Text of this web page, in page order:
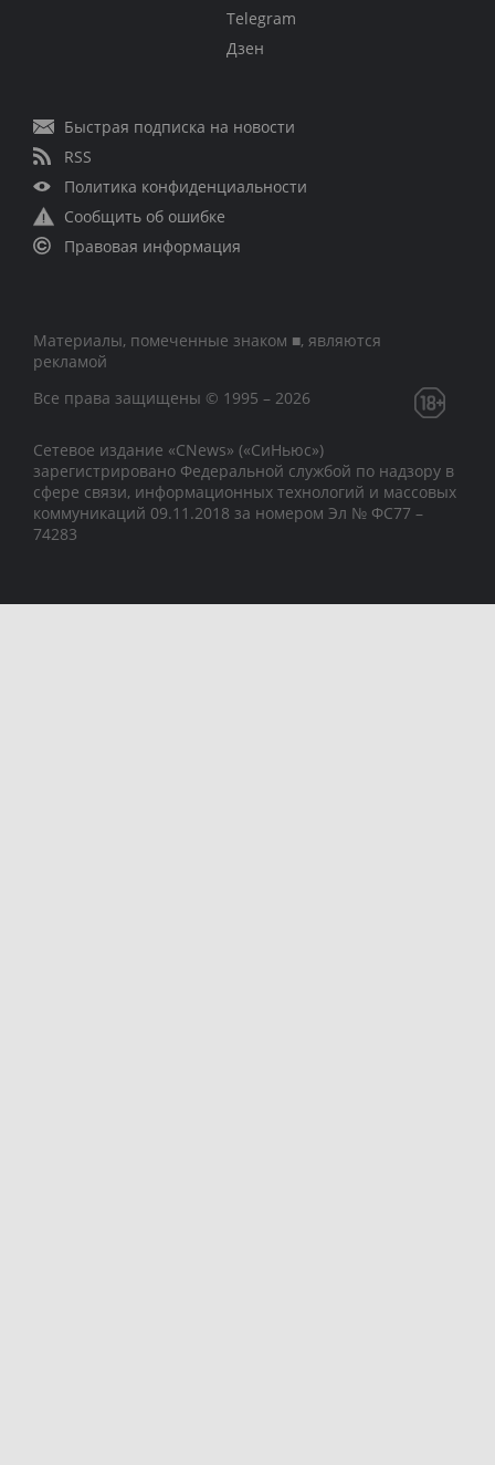
Telegram
Дзен
Быстрая подписка на новости
RSS
Политика конфиденциальности
Сообщить об ошибке
Правовая информация
Материалы, помеченные знаком ■, являются
рекламой
Все права защищены © 1995 – 2026
Сетевое издание «CNews» («СиНьюс»)
зарегистрировано Федеральной службой по надзору в
сфере связи, информационных технологий и массовых
коммуникаций 09.11.2018 за номером Эл № ФС77 –
74283